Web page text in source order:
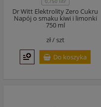
Dr Witt Elektrolity Zero Cukru
Napój o smaku kiwi i limonki
750 ml
zł /szt
Do koszyka